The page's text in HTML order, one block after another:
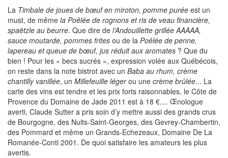
La Timbale de joues de bœuf en miroton, pomme purée est un
must, de même la Poêlée de rognons et ris de veau financière,
spaëtzle au beurre. Que dire de l’Andouillette grillée AAAAA,
sauce moutarde, pommes frites ou de la Poêlée de penne,
lapereau et queue de bœuf, jus réduit aux aromates ? Que du
bien ! Pour les « becs sucrés », expression volée aux Québécois,
on reste dans la note bistrot avec un Baba au rhum, crème
chantilly vanillée, un Millefeuille légerou une crème brûlée... La
carte des vins est tendre et les prix forts raisonnables, le Côte de
Provence du Domaine de Jade 2011 est à 18 €.... Œnologue
averti, Claude Sutter a pris soin d’y mettre aussi des grands crus
de Bourgogne, des Nuits-Saint-Georges, des Gevrey-Chambertin,
des Pommard et même un Grands-Echezeaux, Domaine De La
Romanée-Conti 2001. De quoi satisfaire les amateurs les plus
avertis.